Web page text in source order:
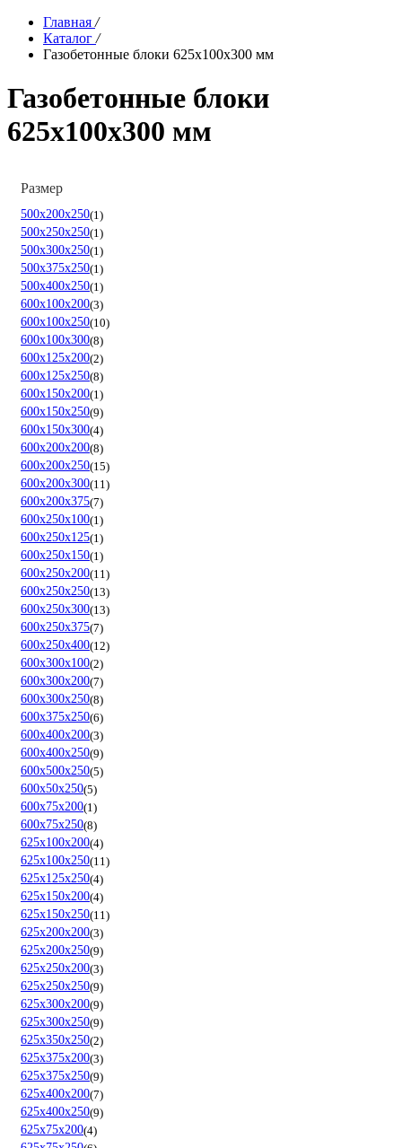
Главная /
Каталог /
Газобетонные блоки 625х100х300 мм
Газобетонные блоки
625х100х300 мм
Размер
500х200х250 1
500х250х250 1
500х300х250 1
500х375х250 1
500х400х250 1
600х100х200 3
600х100х250 10
600х100х300 8
600х125х200 2
600х125х250 8
600х150х200 1
600х150х250 9
600х150х300 4
600х200х200 8
600х200х250 15
600х200х300 11
600х200х375 7
600х250х100 1
600х250х125 1
600х250х150 1
600х250х200 11
600х250х250 13
600х250х300 13
600х250х375 7
600х250х400 12
600х300х100 2
600х300х200 7
600х300х250 8
600х375х250 6
600х400х200 3
600х400х250 9
600х500х250 5
600х50х250 5
600х75х200 1
600х75х250 8
625х100х200 4
625х100х250 11
625х125х250 4
625х150х200 4
625х150х250 11
625х200х200 3
625х200х250 9
625х250х200 3
625х250х250 9
625х300х200 9
625х300х250 9
625х350х250 2
625х375х200 3
625х375х250 9
625х400х200 7
625х400х250 9
625х75х200 4